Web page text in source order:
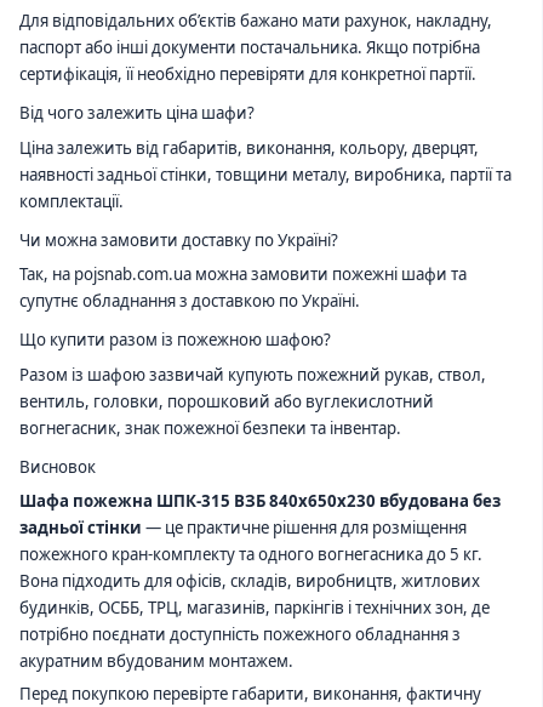
Для відповідальних об’єктів бажано мати рахунок, накладну,
паспорт або інші документи постачальника. Якщо потрібна
сертифікація, її необхідно перевіряти для конкретної партії.
Від чого залежить ціна шафи?
Ціна залежить від габаритів, виконання, кольору, дверцят,
наявності задньої стінки, товщини металу, виробника, партії та
комплектації.
Чи можна замовити доставку по Україні?
Так, на pojsnab.com.ua можна замовити пожежні шафи та
супутнє обладнання з доставкою по Україні.
Що купити разом із пожежною шафою?
Разом із шафою зазвичай купують пожежний рукав, ствол,
вентиль, головки, порошковий або вуглекислотний
вогнегасник, знак пожежної безпеки та інвентар.
Висновок
Шафа пожежна ШПК-315 ВЗБ 840х650х230 вбудована без
задньої стінки — це практичне рішення для розміщення
пожежного кран-комплекту та одного вогнегасника до 5 кг.
Вона підходить для офісів, складів, виробництв, житлових
будинків, ОСББ, ТРЦ, магазинів, паркінгів і технічних зон, де
потрібно поєднати доступність пожежного обладнання з
акуратним вбудованим монтажем.
Перед покупкою перевірте габарити, виконання, фактичну